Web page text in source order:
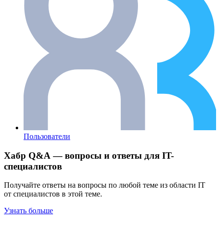
Пользователи
Хабр Q&A — вопросы и ответы для IT-
специалистов
Получайте ответы на вопросы по любой теме из области IT
от специалистов в этой теме.
Узнать больше